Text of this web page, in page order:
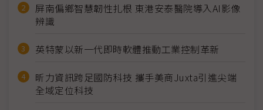
屏南偏鄉智慧韌性扎根 東港安泰醫院導入AI影像
辨識
英特蒙以新一代即時軟體推動工業控制革新
昕力資訊跨足國防科技 攜手美商Juxta引進尖端
全域定位科技